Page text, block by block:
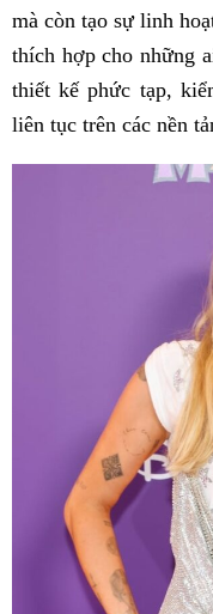
mà còn tạo sự linh
thích hợp cho những
thiết kế phức tạp,
liên tục trên các nền